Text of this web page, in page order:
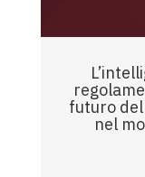
futuro
nel